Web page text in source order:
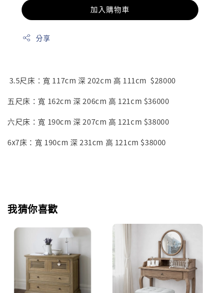
加入購物車
分享
3.5尺床：寬 117cm 深 202cm 高 111cm $28000
五尺床：寬 162cm 深 206cm 高 121cm $36000
六尺床：寬 190cm 深 207cm 高 121cm $38000
6x7床：寬 190cm 深 231cm 高 121cm $38000
我猜你喜歡